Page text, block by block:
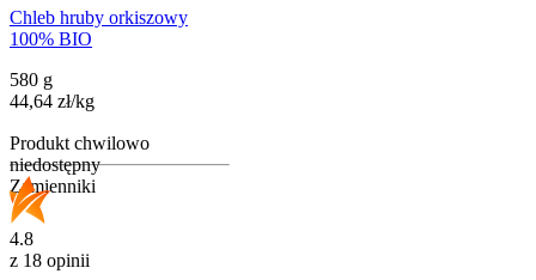
Chleb hruby orkiszowy
100% BIO
580 g
44,64 zł/kg
Produkt chwilowo
niedostępny
Zamienniki
4.8
z 18 opinii